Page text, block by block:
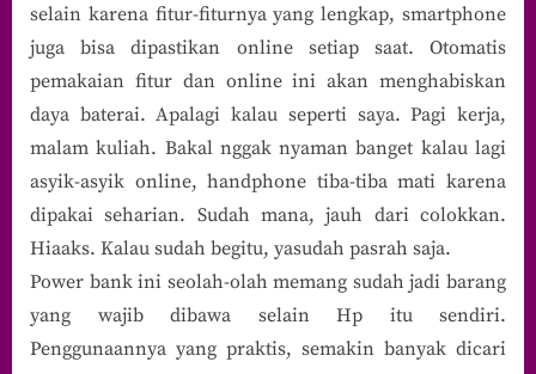
Besar
Kapasitasnya
selain karena fitur-fiturnya yang lengkap, smartphone
juga bisa dipastikan online setiap saat. Otomatis
pemakaian fitur dan online ini akan menghabiskan
daya baterai. Apalagi kalau seperti saya. Pagi kerja,
malam kuliah. Bakal nggak nyaman banget kalau lagi
asyik-asyik online, handphone tiba-tiba mati karena
dipakai seharian. Sudah mana, jauh dari colokkan.
Hiaaks. Kalau sudah begitu, yasudah pasrah saja.
Power bank ini seolah-olah memang sudah jadi barang
yang wajib dibawa selain Hp itu sendiri.
Penggunaannya yang praktis, semakin banyak dicari